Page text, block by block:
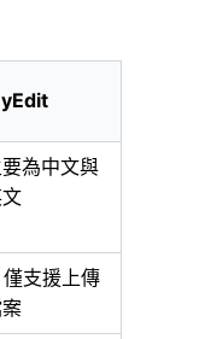
為中文與
僅支援上傳